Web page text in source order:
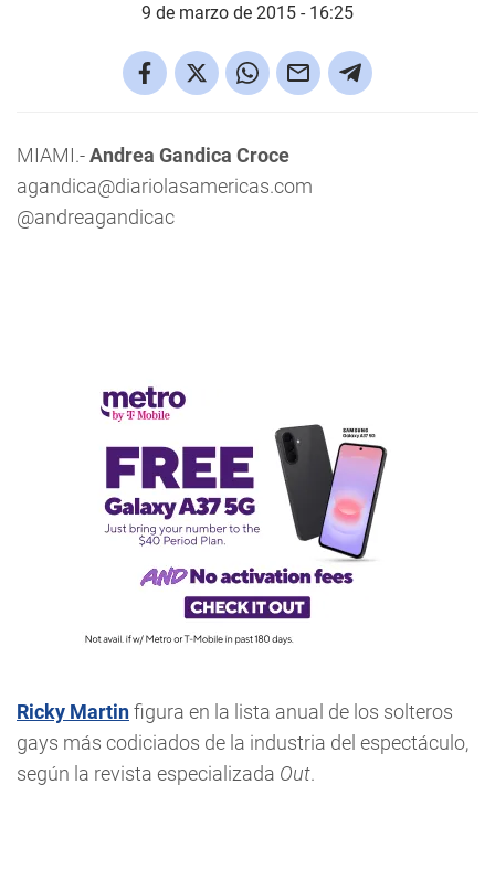
9 de marzo de 2015 - 16:25
MIAMI.-Andrea Gandica Croce
agandica@diariolasamericas.com
@andreagandicac
Ricky Martinfigura en la lista anual de los solteros
gays más codiciados de la industria del espectáculo,
según la revista especializada Out.